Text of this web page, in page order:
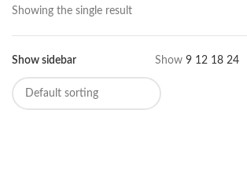
Showing the single result
Show sidebar Show 9 12 18 24